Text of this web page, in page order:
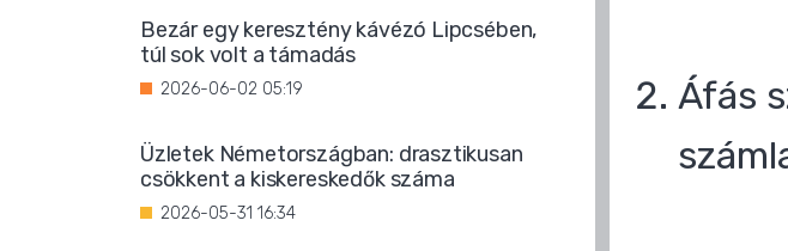
Áfás
Bezár egy keresztény kávézó Lipcsében,
túl sok volt a támadás
2026-06-02 05:19
Üzletek Németországban: drasztikusan
csökkent a kiskereskedők száma
2026-05-31 16:34